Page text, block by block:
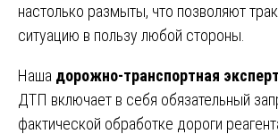
настолько размыты, что позволяют
ситуацию в пользу любой стороны.
Наша дорожно-транспортная
ДТП включает в себя обязательный
фактической обработке дороги